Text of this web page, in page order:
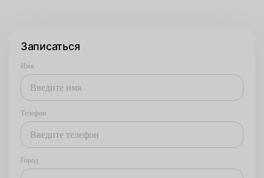
Записаться
Имя
Телефон
Город